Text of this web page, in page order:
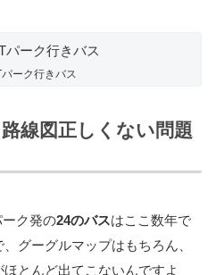
ーク行きバス
線図正しくない問題
ク発の24のバスはここ数年で
グーグルマップはもちろん、
とんど出てこないんですよ